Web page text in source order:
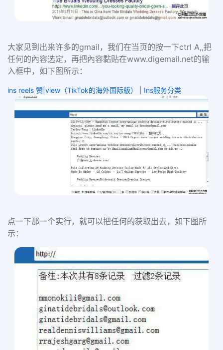
大家见到出来许多的gmail ，我们在当页的按一下ctrl A,,把
任何的內容选定，再把內容黏贴在www.digemail.net的输
入框中，如下图所示：
ins reels 赞|view（TikTok的海外国际版） Ins服务分类
点一下那一个实行，就可以把任何的获取出去，如下图所
示：